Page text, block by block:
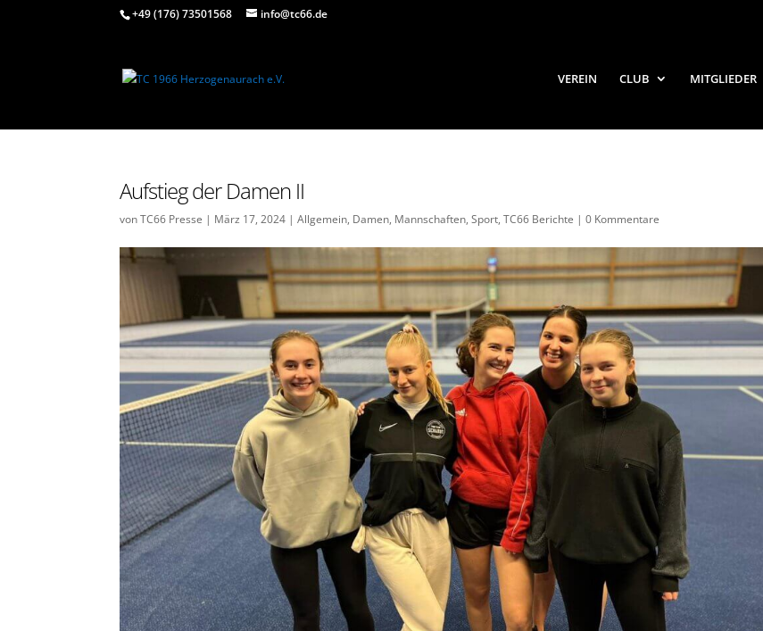
+49 (176) 73501568 info@tc66.de
VEREIN CLUB MITGLIEDER
Aufstieg der Damen II
vonTC66 Presse | März 17, 2024 |Allgemein, Damen, Mannschaften,Sport,TC66 Berichte |0 Kommentare